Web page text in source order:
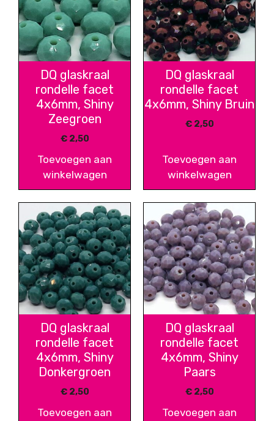
DQ glaskraal
rondelle facet
4x6mm, Shiny
Zeegroen
€2,50
Toevoegen aan
winkelwagen
DQ glaskraal
rondelle facet
4x6mm, Shiny Bruin
€2,50
Toevoegen aan
winkelwagen
DQ glaskraal
rondelle facet
4x6mm, Shiny
Donkergroen
€2,50
Toevoegen aan
DQ glaskraal
rondelle facet
4x6mm, Shiny
Paars
€2,50
Toevoegen aan